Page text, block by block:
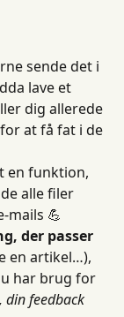
sende det i
lave et
dig allerede
at få fat i de
en funktion,
alle filer
mails 💪
der passer
en artikel…),
har brug for
din feedback